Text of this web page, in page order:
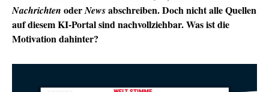
Nachrichten oderNewsabschreiben. Doch nicht alle Quellen
auf diesem KI-Portal sind nachvollziehbar. Was ist die
Motivation dahinter?